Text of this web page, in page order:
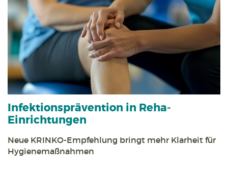
Infektions­prävention in Reha­
Einrichtungen
Neue KRINKO-Empfehlung bringt mehr Klarheit für
Hygiene­maßnahmen